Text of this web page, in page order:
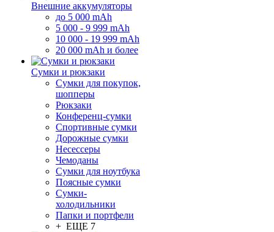
Внешние аккумуляторы
до 5 000 mAh
5 000 - 9 999 mAh
10 000 - 19 999 mAh
20 000 mAh и более
Сумки и рюкзаки
Сумки для покупок,
шопперы
Рюкзаки
Конференц-сумки
Спортивные сумки
Дорожные сумки
Несессеры
Чемоданы
Сумки для ноутбука
Поясные сумки
Сумки-
холодильники
Папки и портфели
+ ЕЩЕ 7